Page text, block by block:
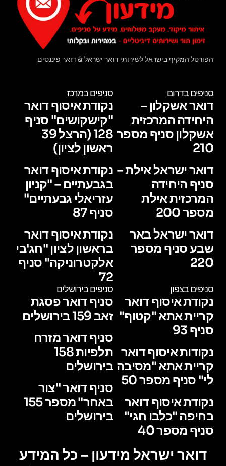
הפורטל המקיף בישראל לשירותי דואר ישראל & דואר פיננסים
סניפים בדרום
דואר אשקלון –
היחידה המרכזית
אשקלון סניף מספר
210
דואר ישראל אילת –
סניף היחידה
המרכזית אילת
מספר 200
דואר ישראל באר
שבע סניף מספר
220
סניפים במרכז
נקודת איסוף דואר
"קישקושים" סניף
128 (הרצל 39
ראשון לציון)
נקודת איסוף דואר
בגבעתיים – "קניון
עזריאלי גבעתיים"
סניף 87
נקודת איסוף דואר
בראשון לציון "חג'בי
אלקטרוניקה" סניף
72
סניפים בצפון
נקודת איסוף דואר
קריית אתא "קטוף"
סניף 93
נקודות איסוף דואר
קריית אתא "מסיבה
לי" סניף מספר 50
נקודת איסוף דואר
בחיפה "כלבו חגי"
סניף מספר 40
סניפים בירושלים
סניף דואר פסגת
זאב 159 בירושלים
סניף דואר מזרח
תלפיות 158
בירושלים
סניף דואר "צור
באחר" מספר 155
בירושלים
דואר ישראל מידעון – כל המידע